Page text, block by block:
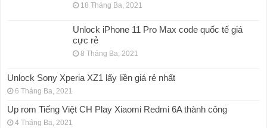
18 Tháng Ba, 2021
Unlock iPhone 11 Pro Max code quốc tế giá
cực rẻ
8 Tháng Ba, 2021
Unlock Sony Xperia XZ1 lấy liền giá rẻ nhất
6 Tháng Ba, 2021
Up rom Tiếng Việt CH Play Xiaomi Redmi 6A thành công
4 Tháng Ba, 2021